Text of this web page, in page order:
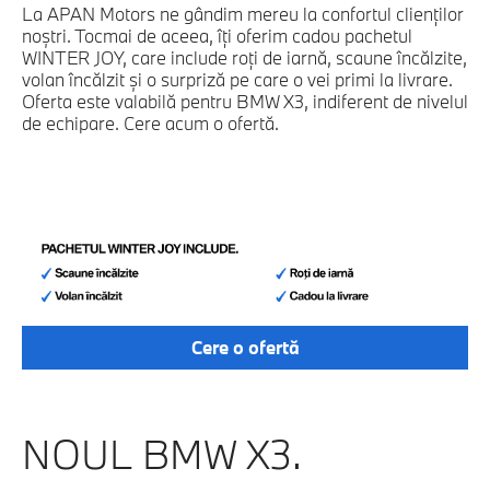
La APAN Motors ne gândim mereu la confortul clienților
noștri. Tocmai de aceea, îți oferim cadou pachetul
WINTER JOY, care include roți de iarnă, scaune încălzite,
volan încălzit și o surpriză pe care o vei primi la livrare.
Oferta este valabilă pentru BMW X3, indiferent de nivelul
de echipare. Cere acum o ofertă.
Cere o ofertă
NOUL BMW X3.